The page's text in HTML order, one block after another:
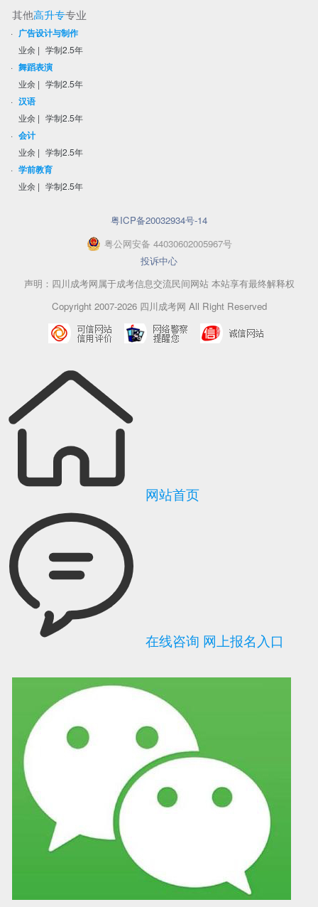
其他高升专专业
· 广告设计与制作
业余 | 学制2.5年
· 舞蹈表演
业余 | 学制2.5年
· 汉语
业余 | 学制2.5年
· 会计
业余 | 学制2.5年
· 学前教育
业余 | 学制2.5年
粤ICP备20032934号-14
粤公网安备 44030602005967号
投诉中心
声明：四川成考网属于成考信息交流民间网站 本站享有最终解释权
Copyright 2007-2026 四川成考网 All Right Reserved
可信网站信用评 网络警察提醒你 诚信网站
网站首页
在线咨询 网上报名入口